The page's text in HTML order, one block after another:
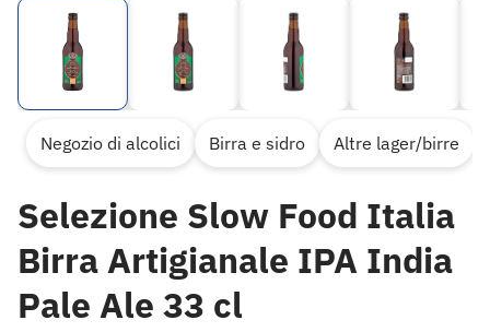
Negozio di alcolici Birra e sidro Altre lager/birre
Selezione Slow Food Italia
Birra Artigianale IPA India
Pale Ale 33 cl